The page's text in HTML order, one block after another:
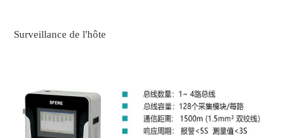
Surveillance de l'hôte